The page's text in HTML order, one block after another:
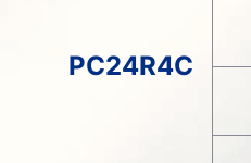
PC24R4C